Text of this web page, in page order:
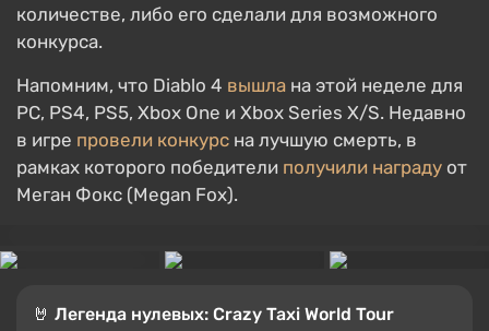
количестве, либо его сделали для возможного
конкурса.
Напомним, что Diablo 4 вышла на этой неделе для
PC, PS4, PS5, Xbox One и Xbox Series X/S. Недавно
в игре провели конкурс на лучшую смерть, в
рамках которого победители получили награду от
Меган Фокс (Megan Fox).
🤘 Легенда нулевых: Crazy Taxi World Tour